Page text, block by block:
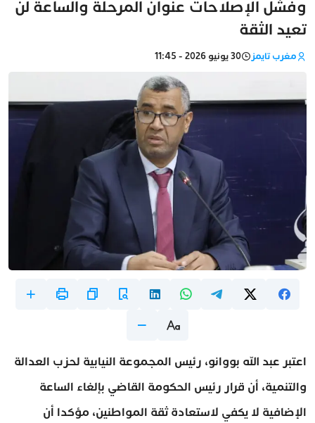
وفشل الإصلاحات عنوان المرحلة والساعة لن
تعيد الثقة
مغرب تايمز 30 يونيو 2026 - 11:45
اعتبر عبد الله بووانو، رئيس المجموعة النيابية لحزب العدالة
والتنمية، أن قرار رئيس الحكومة القاضي بإلغاء الساعة
الإضافية لا يكفي لاستعادة ثقة المواطنين، مؤكدا أن